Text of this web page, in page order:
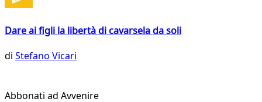
Dare ai figli la libertà di cavarsela da soli
di Stefano Vicari
Abbonati ad Avvenire